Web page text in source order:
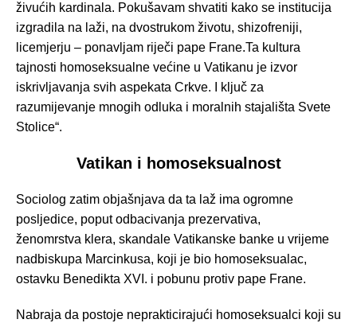
živućih kardinala. Pokušavam shvatiti kako se institucija
izgradila na laži, na dvostrukom životu, shizofreniji,
licemjerju – ponavljam riječi pape Frane.Ta kultura
tajnosti homoseksualne većine u Vatikanu je izvor
iskrivljavanja svih aspekata Crkve. I ključ za
razumijevanje mnogih odluka i moralnih stajališta Svete
Stolice“.
Vatikan i homoseksualnost
Sociolog zatim objašnjava da ta laž ima ogromne
posljedice, poput odbacivanja prezervativa,
ženomrstva klera, skandale Vatikanske banke u vrijeme
nadbiskupa Marcinkusa, koji je bio homoseksualac,
ostavku Benedikta XVI. i pobunu protiv pape Frane.
Nabraja da postoje neprakticirajući homoseksualci koji su